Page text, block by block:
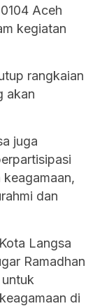
Aceh
kegiatan
rangkaian
akan
juga
dan
Langsa
Ramadhan
di